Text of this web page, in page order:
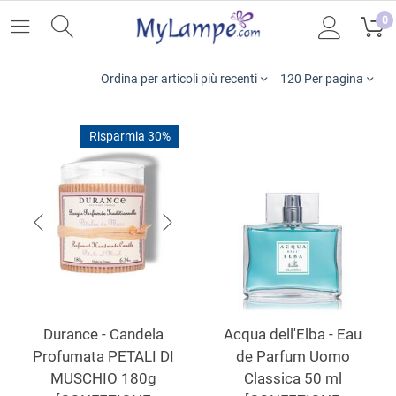
0
Ordina per articoli più recenti 120 Per pagina
Risparmia 30%
Durance - Candela
Profumata PETALI DI
MUSCHIO 180g
Acqua dell'Elba - Eau
de Parfum Uomo
Classica 50 ml